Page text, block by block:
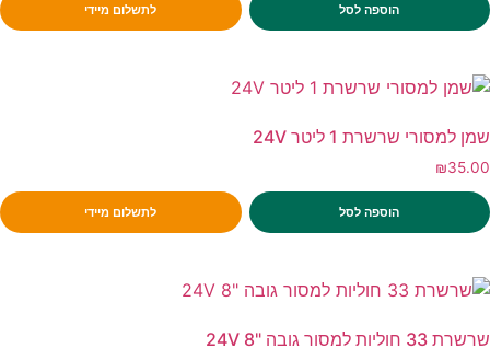
הוספה לסל לתשלום מיידי
שמן למסורי שרשרת 1 ליטר 24V
₪35.00
הוספה לסל לתשלום מיידי
שרשרת 33 חוליות למסור גובה "8 24V